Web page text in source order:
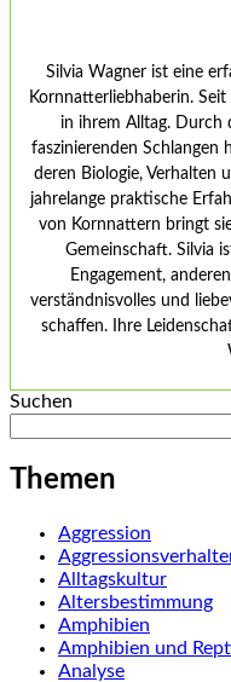
Silvia Wagner ist eine
Kornnatterliebhaberin.
in ihrem Alltag. Durch
faszinierenden Schlangen
deren Biologie, Verhalten
jahrelange praktische
von Kornnattern bringt
Gemeinschaft. Silvia
Engagement,
verständnisvolles und
schaffen. Ihre
Suchen
Themen
Aggression
Alltagskultur
Altersbestimmung
Amphibien
Amphibien und
Analyse